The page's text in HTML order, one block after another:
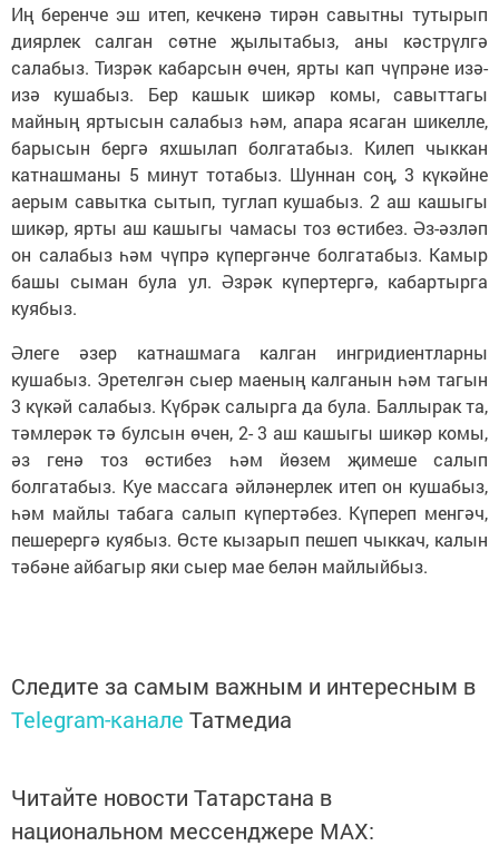
Иң беренче эш итеп, кечкенә тирән савытны тутырып
диярлек салган сөтне җылытабыз, аны кәстрүлгә
салабыз. Тизрәк кабарсын өчен, ярты кап чүпрәне изә-
изә кушабыз. Бер кашык шикәр комы, савыттагы
майның яртысын салабыз һәм, апара ясаган шикелле,
барысын бергә яхшылап болгатабыз. Килеп чыккан
катнашманы 5 минут тотабыз. Шуннан соң, 3 күкәйне
аерым савытка сытып, туглап кушабыз. 2 аш кашыгы
шикәр, ярты аш кашыгы чамасы тоз өстибез. Әз-әзләп
он салабыз һәм чүпрә күпергәнче болгатабыз. Камыр
башы сыман була ул. Әзрәк күпертергә, кабартырга
куябыз.
Әлеге әзер катнашмага калган ингридиентларны
кушабыз. Эретелгән сыер маеның калганын һәм тагын
3 күкәй салабыз. Күбрәк салырга да була. Баллырак та,
тәмлерәк тә булсын өчен, 2- 3 аш кашыгы шикәр комы,
әз генә тоз өстибез һәм йөзем җимеше салып
болгатабыз. Куе массага әйләнерлек итеп он кушабыз,
һәм майлы табага салып күпертәбез. Күпереп менгәч,
пешерергә куябыз. Өсте кызарып пешеп чыккач, калын
тәбәне айбагыр яки сыер мае белән майлыйбыз.
Следите за самым важным и интересным в
Telegram-канале Татмедиа
Читайте новости Татарстана в
национальном мессенджере MАХ: